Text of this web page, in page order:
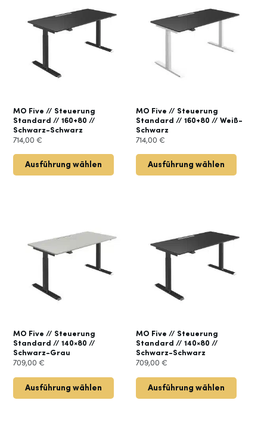
MO Five // Steuerung
Standard // 160+80 //
Schwarz-Schwarz
714,00 €
Ausführung wählen
MO Five // Steuerung
Standard // 160+80 // Weiß-
Schwarz
714,00€
Ausführung wählen
MO Five // Steuerung
Standard // 140×80 //
Schwarz-Grau
709,00 €
Ausführung wählen
MO Five // Steuerung
Standard // 140×80 //
Schwarz-Schwarz
709,00€
Ausführung wählen